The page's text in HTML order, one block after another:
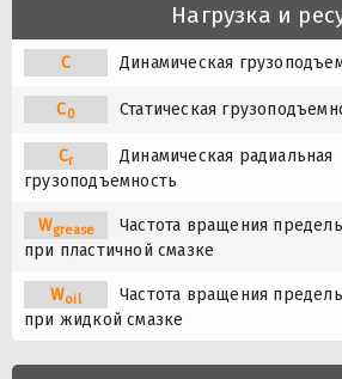
Нагрузка и
C Динамическая
C0 Статическая
Cr
Динамическая радиальная
грузоподъемность
Wgrease
Частота вращения
при пластичной смазке
Woil
Частота вращения
при жидкой смазке